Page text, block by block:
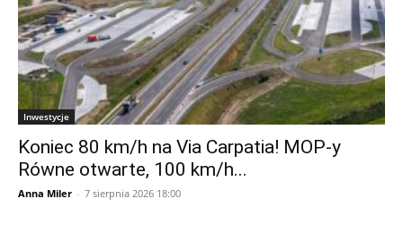
Inwestycje
Koniec 80 km/h na Via Carpatia! MOP-y
Równe otwarte, 100 km/h...
Anna Miler - 7 sierpnia 2026 18:00